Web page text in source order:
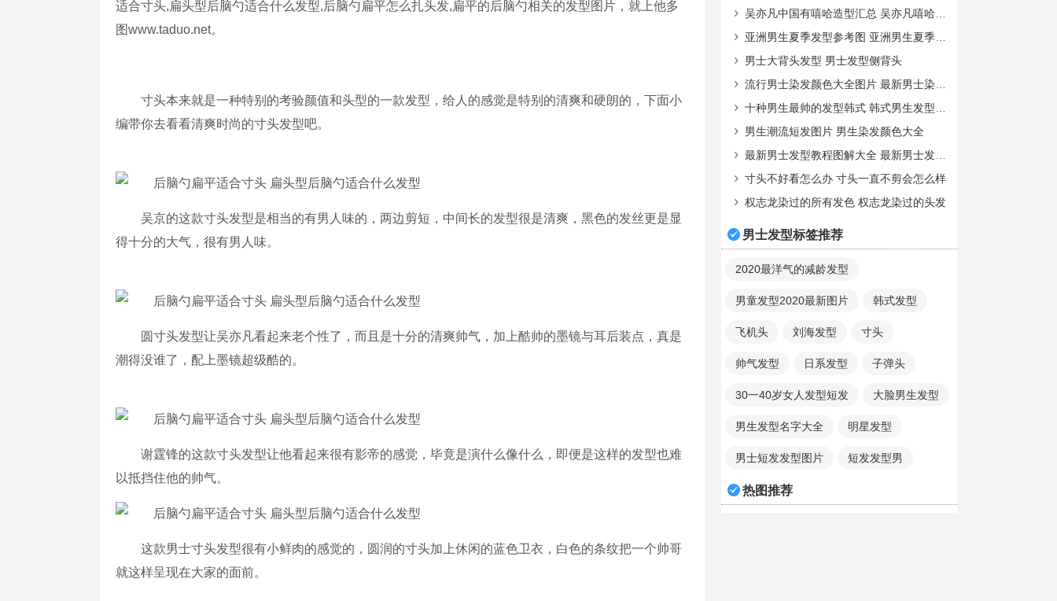
吴亦凡中国有嘻哈造型汇总 吴亦凡嘻哈风格叫什么
亚洲男生夏季发型参考图 亚洲男生夏季发型参考图片
男士大背头发型 男士发型侧背头
流行男士染发颜色大全图片 最新男士染发颜色大全
十种男生最帅的发型韩式 韩式男生发型图片大全
男生潮流短发图片 男生染发颜色大全
最新男士发型教程图解大全 最新男士发型教程图解图
寸头不好看怎么办 寸头一直不剪会怎么样
权志龙染过的所有发色 权志龙染过的头发
男士发型标签推荐
2020最洋气的减龄发型
男童发型2020最新图片 韩式发型
飞机头 刘海发型 寸头
帅气发型 日系发型 子弹头
30一40岁女人发型短发 大脸男生发型
男生发型名字大全 明星发型
男士短发发型图片 短发发型男
热图推荐
适合寸头,扁头型后脑勺适合什么发型,后脑勺扁平怎么扎头发,扁平的后脑勺相关的发型图片，就上他多
图www.taduo.net。
寸头本来就是一种特别的考验颜值和头型的一款发型，给人的感觉是特别的清爽和硬朗的，下面小
编带你去看看清爽时尚的寸头发型吧。
吴京的这款寸头发型是相当的有男人味的，两边剪短，中间长的发型很是清爽，黑色的发丝更是显
得十分的大气，很有男人味。
圆寸头发型让吴亦凡看起来老个性了，而且是十分的清爽帅气，加上酷帅的墨镜与耳后装点，真是
潮得没谁了，配上墨镜超级酷的。
谢霆锋的这款寸头发型让他看起来很有影帝的感觉，毕竟是演什么像什么，即便是这样的发型也难
以抵挡住他的帅气。
这款男士寸头发型很有小鲜肉的感觉的，圆润的寸头加上休闲的蓝色卫衣，白色的条纹把一个帅哥
就这样呈现在大家的面前。